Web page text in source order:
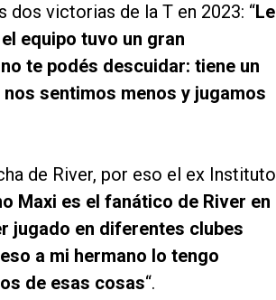
dos victorias de la T en 2023: “Le
equipo tuvo un gran
te podés descuidar: tiene un
sentimos menos y jugamos
de River, por eso el ex Instituto
Maxi es el fanático de River en
jugado en diferentes clubes
a mi hermano lo tengo
de esas cosas“.